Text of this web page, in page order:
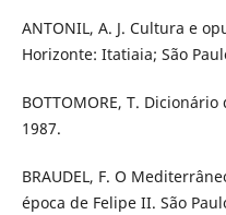
ANTONIL, A. J. Cultura e
Horizonte: Itatiaia; São
BOTTOMORE, T.
1987.
BRAUDEL, F. O
época de Felipe II. São